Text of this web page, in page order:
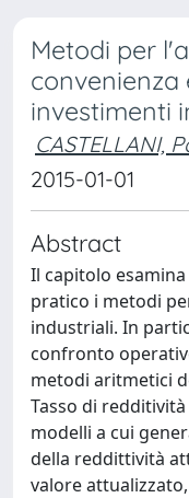
Metodi per
convenienza
investimenti
CASTELLANI,
2015-01-01
Abstract
Il capitolo
pratico i metodi
industriali. In
confronto
metodi aritmetici
Tasso di
modelli a cui
della reddittività
valore